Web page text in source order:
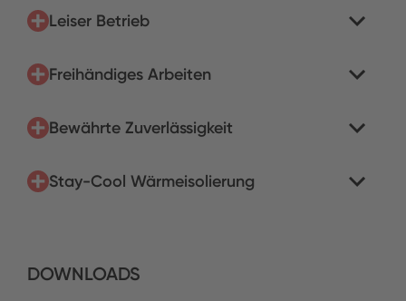
Leiser Betrieb
Freihändiges Arbeiten
Bewährte Zuverlässigkeit
Stay-Cool Wärmeisolierung
DOWNLOADS